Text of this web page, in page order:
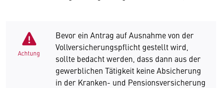
Achtung
Bevor ein Antrag auf Ausnahme von der
Vollversicherungspflicht gestellt wird,
sollte bedacht werden, dass dann aus der
gewerblichen Tätigkeit keine Absicherung
in der Kranken- und Pensionsversicherung